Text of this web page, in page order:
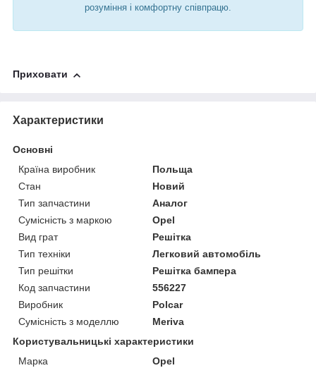
розуміння і комфортну співпрацю.
Приховати
Характеристики
Основні
Країна виробник
Польща
Стан
Новий
Тип запчастини
Аналог
Сумісність з маркою
Opel
Вид грат
Решітка
Тип техніки
Легковий автомобіль
Тип решітки
Решітка бампера
Код запчастини
556227
Виробник
Polcar
Сумісність з моделлю
Meriva
Користувальницькі характеристики
Марка
Opel